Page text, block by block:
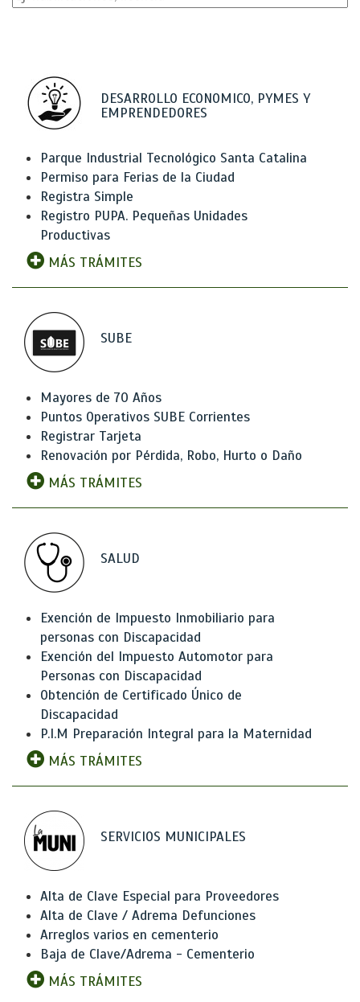
DESARROLLO ECONOMICO, PYMES Y
EMPRENDEDORES
Parque Industrial Tecnológico Santa Catalina
Permiso para Ferias de la Ciudad
Registra Simple
Registro PUPA. Pequeñas Unidades
Productivas
MÁS TRÁMITES
SUBE
Mayores de 70 Años
Puntos Operativos SUBE Corrientes
Registrar Tarjeta
Renovación por Pérdida, Robo, Hurto o Daño
MÁS TRÁMITES
SALUD
Exención de Impuesto Inmobiliario para
personas con Discapacidad
Exención del Impuesto Automotor para
Personas con Discapacidad
Obtención de Certificado Único de
Discapacidad
P.I.M Preparación Integral para la Maternidad
MÁS TRÁMITES
SERVICIOS MUNICIPALES
Alta de Clave Especial para Proveedores
Alta de Clave / Adrema Defunciones
Arreglos varios en cementerio
Baja de Clave/Adrema - Cementerio
MÁS TRÁMITES